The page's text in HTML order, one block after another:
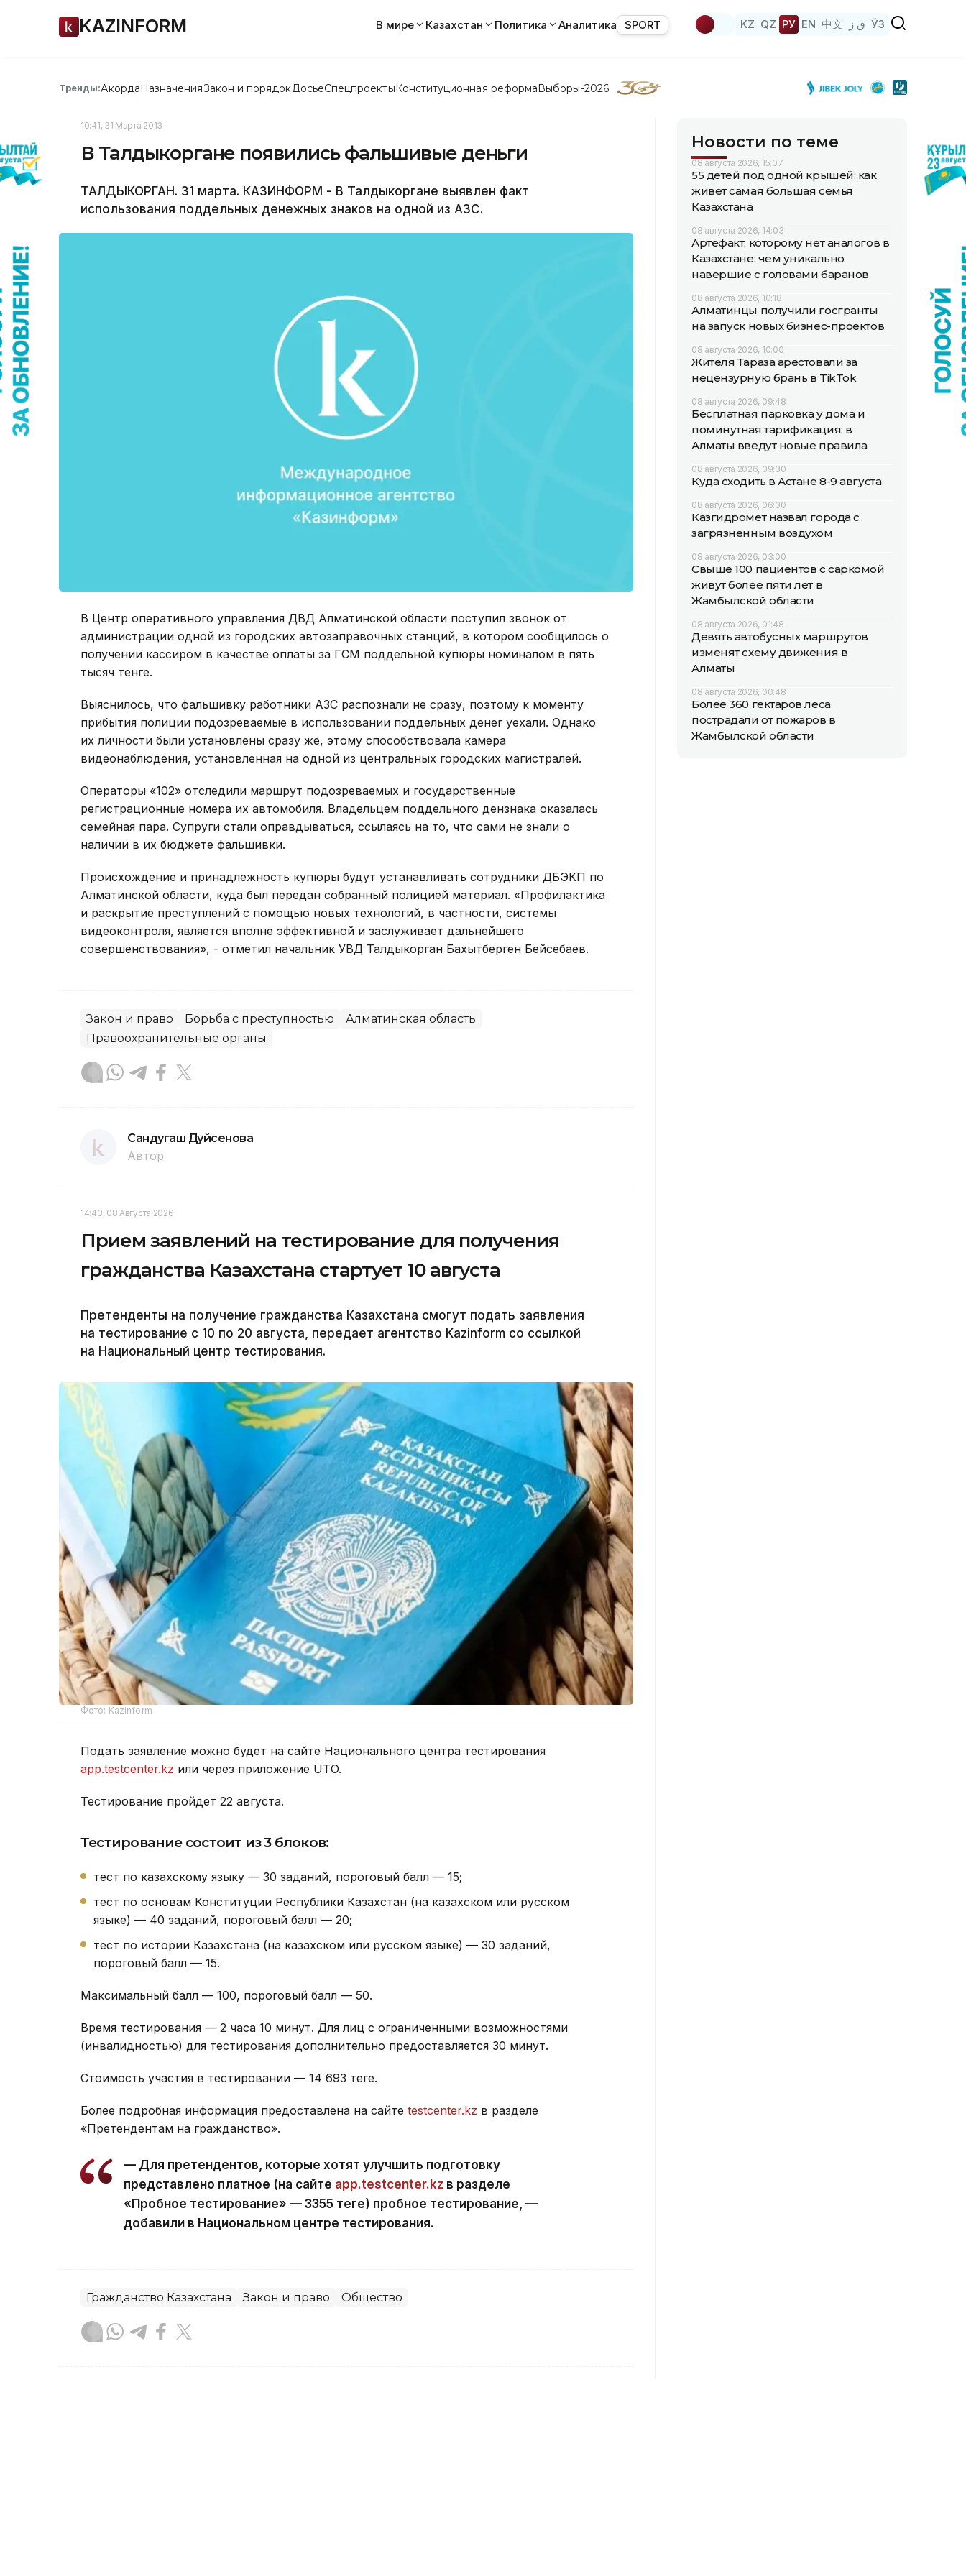
KAZINFORM В мире Казахстан Политика Аналитика SPORT KZ QZ РУ EN 中文 ق ز ЎЗ
Тренды:АкордаНазначенияЗакон и порядок ДосьеСпецпроектыКонституционная реформаВыборы-2026
10:41, 31 Марта 2013
В Талдыкоргане появились фальшивые деньги
ТАЛДЫКОРГАН. 31 марта. КАЗИНФОРМ - В Талдыкоргане выявлен факт
использования поддельных денежных знаков на одной из АЗС.
В Центр оперативного управления ДВД Алматинской области поступил звонок от
администрации одной из городских автозаправочных станций, в котором сообщилось о
получении кассиром в качестве оплаты за ГСМ поддельной купюры номиналом в пять
тысяч тенге.
Выяснилось, что фальшивку работники АЗС распознали не сразу, поэтому к моменту
прибытия полиции подозреваемые в использовании поддельных денег уехали. Однако
их личности были установлены сразу же, этому способствовала камера
видеонаблюдения, установленная на одной из центральных городских магистралей.
Операторы «102» отследили маршрут подозреваемых и государственные
регистрационные номера их автомобиля. Владельцем поддельного дензнака оказалась
семейная пара. Супруги стали оправдываться, ссылаясь на то, что сами не знали о
наличии в их бюджете фальшивки.
Происхождение и принадлежность купюры будут устанавливать сотрудники ДБЭКП по
Алматинской области, куда был передан собранный полицией материал. «Профилактика
и раскрытие преступлений с помощью новых технологий, в частности, системы
видеоконтроля, является вполне эффективной и заслуживает дальнейшего
совершенствования», - отметил начальник УВД Талдыкорган Бахытберген Бейсебаев.
Закон и право Борьба с преступностью
Алматинская область
Правоохранительные органы
Сандугаш Дуйсенова
Автор
14:43, 08 Августа 2026
Прием заявлений на тестирование для получения
гражданства Казахстана стартует 10 августа
Претенденты на получение гражданства Казахстана смогут подать заявления
на тестирование с 10 по 20 августа, передает агентство Kazinform со ссылкой
на Национальный центр тестирования.
Фото: Kazinform
Подать заявление можно будет на сайте Национального центра тестирования
app.testcenter.kz или через приложение UTO.
Тестирование пройдет 22 августа.
Тестирование состоит из 3 блоков:
тест по казахскому языку — 30 заданий, пороговый балл — 15;
тест по основам Конституции Республики Казахстан (на казахском или русском
языке) — 40 заданий, пороговый балл — 20;
тест по истории Казахстана (на казахском или русском языке) — 30 заданий,
пороговый балл — 15.
Максимальный балл — 100, пороговый балл — 50.
Время тестирования — 2 часа 10 минут. Для лиц с ограниченными возможностями
(инвалидностью) для тестирования дополнительно предоставляется 30 минут.
Стоимость участия в тестировании — 14 693 теңге.
Более подробная информация предоставлена на сайте testcenter.kz в разделе
«Претендентам на гражданство».
— Для претендентов, которые хотят улучшить подготовку
представлено платное (на сайте app.testcenter.kz в разделе
«Пробное тестирование» — 3355 теңге) пробное тестирование, —
добавили в Национальном центре тестирования.
Гражданство Казахстана Закон и право Общество
Новости по теме
08 августа 2026, 15:07
55 детей под одной крышей: как
живет самая большая семья
Казахстана
08 августа 2026, 14:03
Артефакт, которому нет аналогов в
Казахстане: чем уникально
навершие с головами баранов
08 августа 2026, 10:18
Алматинцы получили госгранты
на запуск новых бизнес-проектов
08 августа 2026, 10:00
Жителя Тараза арестовали за
нецензурную брань в TikTok
08 августа 2026, 09:48
Бесплатная парковка у дома и
поминутная тарификация: в
Алматы введут новые правила
08 августа 2026, 09:30
Куда сходить в Астане 8-9 августа
08 августа 2026, 06:30
Казгидромет назвал города с
загрязненным воздухом
08 августа 2026, 03:00
Свыше 100 пациентов с саркомой
живут более пяти лет в
Жамбылской области
08 августа 2026, 01:48
Девять автобусных маршрутов
изменят схему движения в
Алматы
08 августа 2026, 00:48
Более 360 гектаров леса
пострадали от пожаров в
Жамбылской области